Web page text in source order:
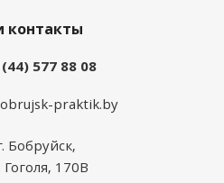
контакты
577 88 08
praktik.by
Бобруйск,
Гоголя, 170В